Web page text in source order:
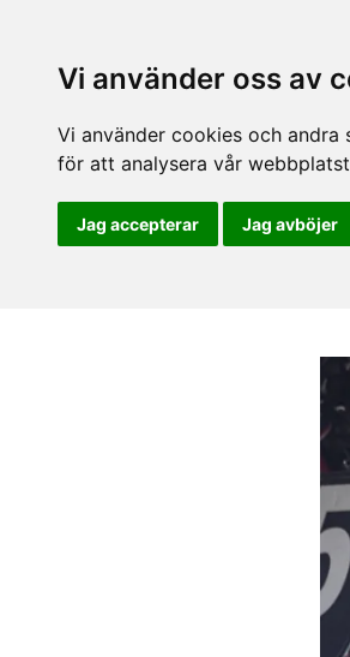
Vi använder oss av
Vi använder cookies och
för att analysera vår
Jag accepterar Jag avböjer